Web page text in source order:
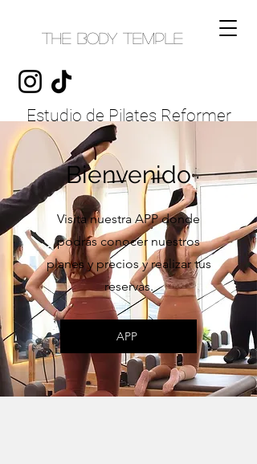
THE BODY TEMPLE
Estudio de Pilates Reformer
Bienvenido
Visita nuestra APP donde
podrás conocer nuestros
planes y precios y realizar tus
reservas.
APP